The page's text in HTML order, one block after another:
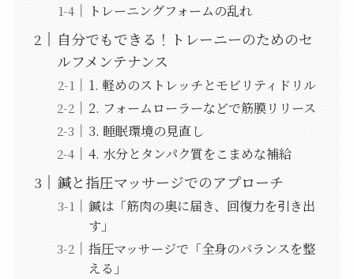
トレーニングフォームの乱れ
自分でもできる！トレーニーのためのセ
ルフメンテナンス
1. 軽めのストレッチとモビリティドリル
2. フォームローラーなどで筋膜リリース
3. 睡眠環境の見直し
4. 水分とタンパク質をこまめな補給
鍼と指圧マッサージでのアプローチ
鍼は「筋肉の奥に届き、回復力を引き出
す」
指圧マッサージで「全身のバランスを整
える」